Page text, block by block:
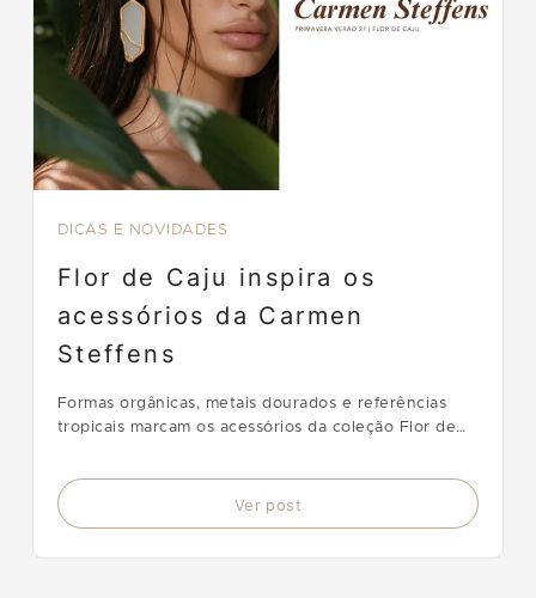
DICAS E NOVIDADES
Flor de Caju inspira os
acessórios da Carmen
Steffens
Formas orgânicas, metais dourados e referências
tropicais marcam os acessórios da coleção Flor de
Ver post